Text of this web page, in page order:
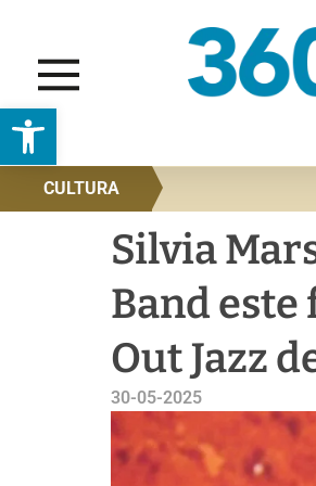
Abrir barra de
CULTURA
Silvia
Band este
Out Jazz
30-05-2025